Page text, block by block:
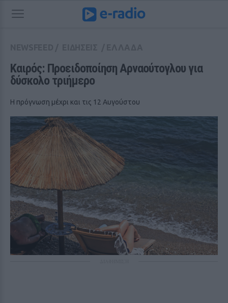
Καιρός: Προειδοποίηση Αρναούτογλου για
δύσκολο τριήμερο
Η πρόγνωση μέχρι και τις 12 Αυγούστου